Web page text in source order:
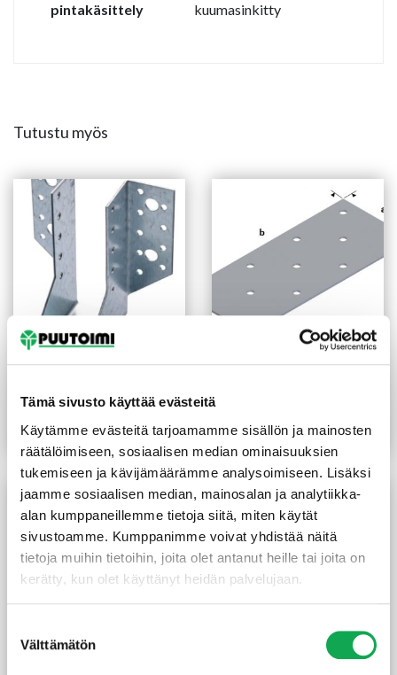
Tämä sivusto käyttää evästeitä
Käytämme evästeitä tarjoamamme sisällön ja mainosten
räätälöimiseen, sosiaalisen median ominaisuuksien
tukemiseen ja kävijämäärämme analysoimiseen. Lisäksi
jaamme sosiaalisen median, mainosalan ja analytiikka-
alan kumppaneillemme tietoja siitä, miten käytät
sivustoamme. Kumppanimme voivat yhdistää näitä
tietoja muihin tietoihin, joita olet antanut heille tai joita on
kerätty, kun olet käyttänyt heidän palvelujaan.
valinta
Välttämätön
pintakäsittely
kuumasinkitty
Tutustu myös
2,55€/kpl
Lue lisää Lue lisää